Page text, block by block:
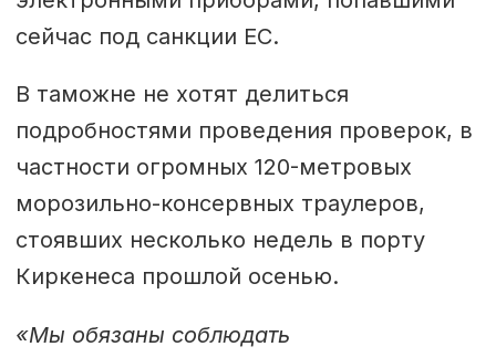
сейчас под санкции ЕС.
В таможне не хотят делиться
подробностями проведения проверок, в
частности огромных 120-метровых
морозильно-консервных траулеров,
стоявших несколько недель в порту
Киркенеса прошлой осенью.
«Мы обязаны соблюдать